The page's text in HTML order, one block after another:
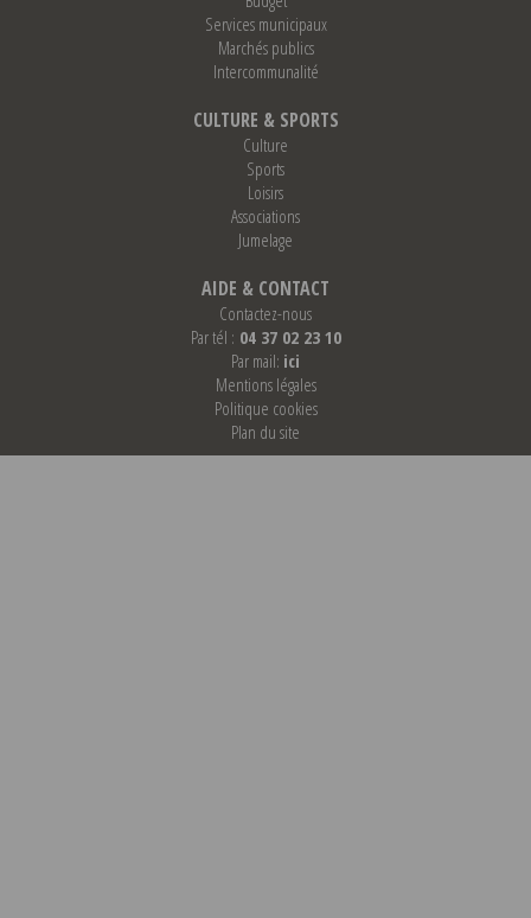
Services municipaux
Marchés publics
Intercommunalité
CULTURE & SPORTS
Culture
Sports
Loisirs
Associations
Jumelage
AIDE & CONTACT
Contactez-nous
Par tél : 04 37 02 23 10
Par mail: ici
Mentions légales
Politique cookies
Plan du site